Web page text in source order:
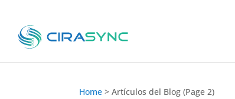
Home > Artículos del Blog (Page 2)